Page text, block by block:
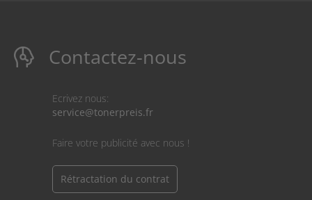
Contactez-nous
Ecrivez nous:
service@tonerpreis.fr
Faire votre publicité avec nous !
Rétractation du contrat